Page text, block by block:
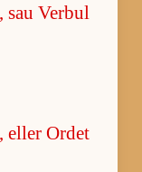
Verbul
eller Ordet